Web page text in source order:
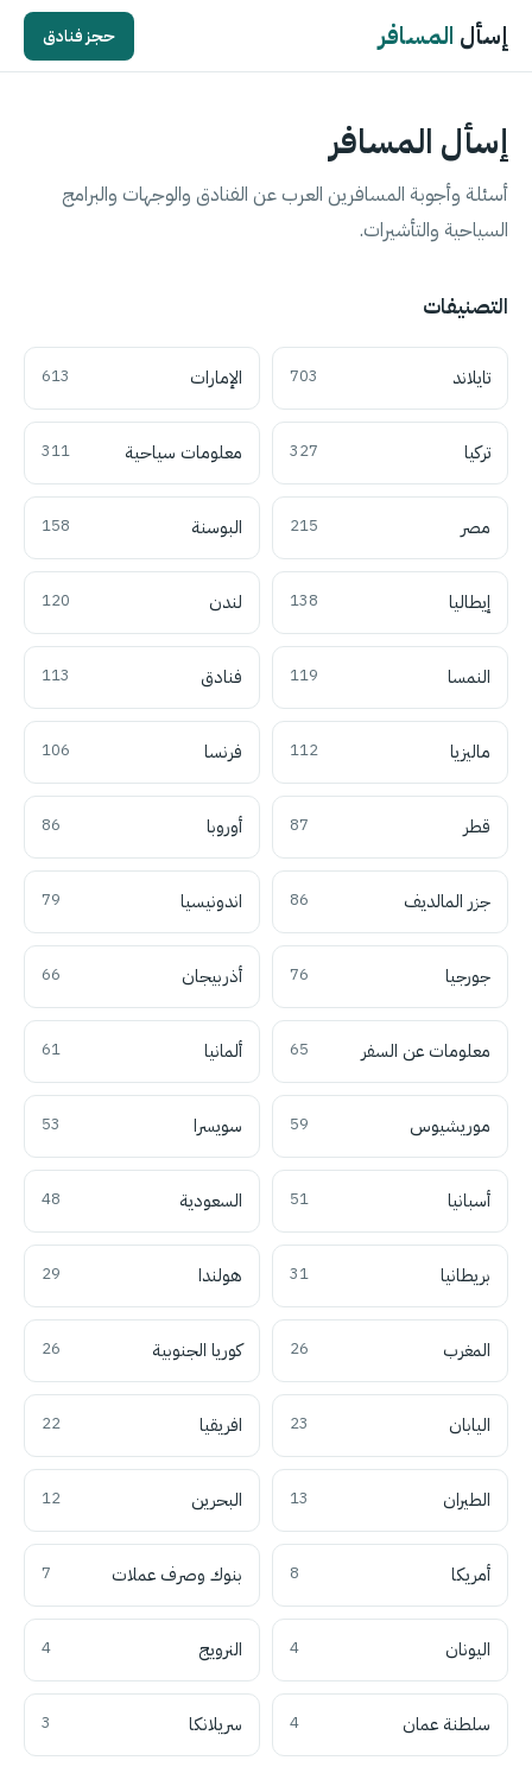
إسأل المسافر حجز فنادق
إسأل المسافر
أسئلة وأجوبة المسافرين العرب عن الفنادق والوجهات والبرامج
السياحية والتأشيرات.
التصنيفات
تايلاند 703 الإمارات 613
تركيا 327 معلومات سياحية 311
مصر 215 البوسنة 158
إيطاليا 138 لندن 120
النمسا 119 فنادق 113
ماليزيا 112 فرنسا 106
قطر 87 أوروبا 86
جزر المالديف 86 اندونيسيا 79
جورجيا 76 أذربيجان 66
معلومات عن السفر 65 ألمانيا 61
موريشيوس 59 سويسرا 53
أسبانيا 51 السعودية 48
بريطانيا 31 هولندا 29
المغرب 26 كوريا الجنوبية 26
اليابان 23 افريقيا 22
الطيران 13 البحرين 12
أمريكا 8 بنوك وصرف عملات 7
اليونان 4 النرويج 4
سلطنة عمان 4 سريلانكا 3